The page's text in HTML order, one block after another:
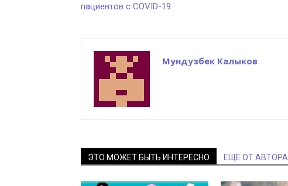
пациентов с COVID-19
Мундузбек Калыков
ЭТО МОЖЕТ БЫТЬ ИНТЕРЕСНО ЕЩЕ ОТ АВТОРА